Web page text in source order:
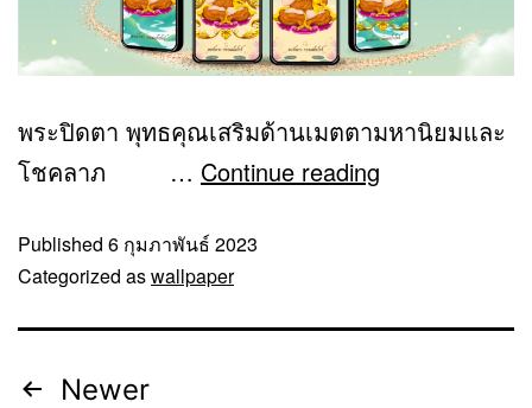
พระปิดตา พุทธคุณเสริมด้านเมตตามหานิยมและ
โชคลาภ … Continue reading
Published 6 กุมภาพันธ์ 2023
Categorized aswallpaper
Newer